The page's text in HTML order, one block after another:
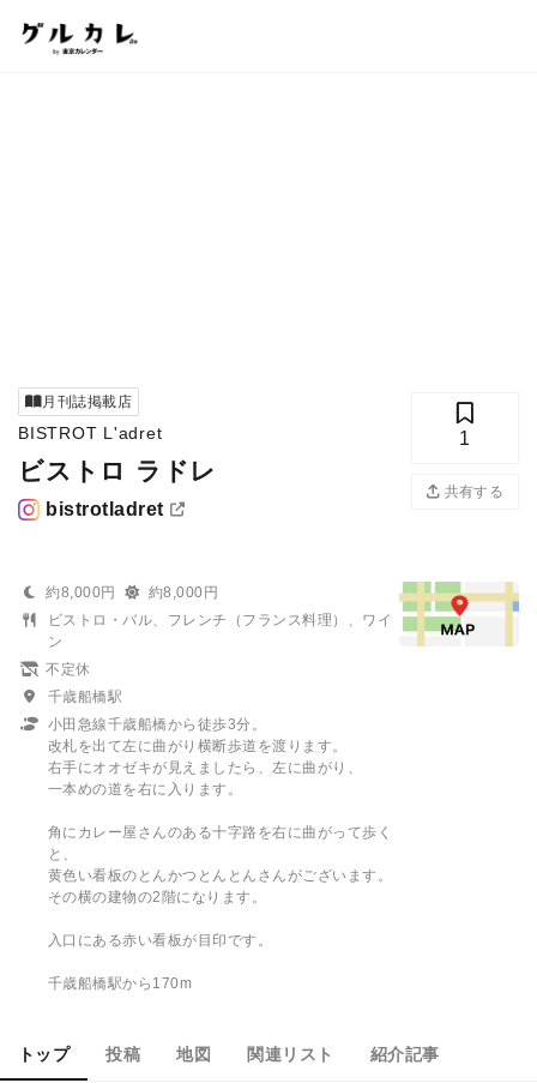
月刊誌掲載店
BISTROT L'adret
ビストロ ラドレ
bistrotladret
1
共有する
約8,000円
約8,000円
ビストロ・バル、フレンチ（フランス料理）、ワイ
ン
不定休
千歳船橋駅
小田急線千歳船橋から徒歩3分。
改札を出て左に曲がり横断歩道を渡ります。
右手にオオゼキが見えましたら、左に曲がり、
一本めの道を右に入ります。
角にカレー屋さんのある十字路を右に曲がって歩く
と、
黄色い看板のとんかつとんとんさんがございます。
その横の建物の2階になります。
入口にある赤い看板が目印です。
千歳船橋駅から170m
トップ 投稿 地図 関連リスト 紹介記事